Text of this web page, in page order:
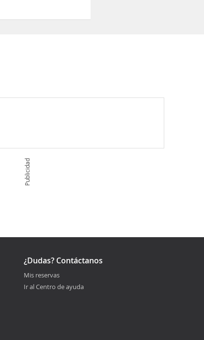
Publicidad
¿Dudas? Contáctanos
Mis reservas
Ir al Centro de ayuda